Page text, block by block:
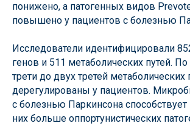
понижено, а патогенных видов
повышено у пациентов с болезнью
Исследователи идентифицировали
генов и 511 метаболических путей.
трети до двух третей метаболических
дерегулированы у пациентов.
с болезнью Паркинсона способствует
них больше оппортунистических